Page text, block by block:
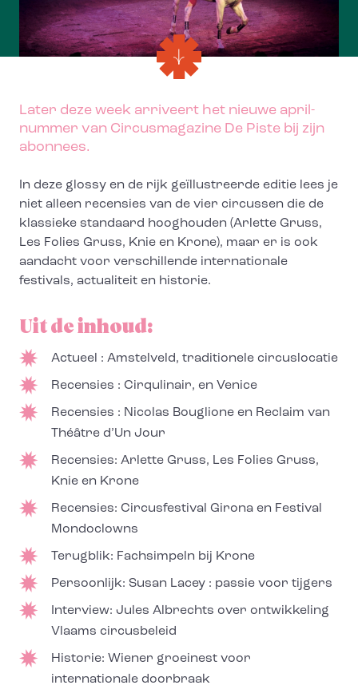
Later deze week arriveert het nieuwe april-
nummer van Circusmagazine De Piste bij zijn
abonnees.
In deze glossy en de rijk geïllustreerde editie lees je
niet alleen recensies van de vier circussen die de
klassieke standaard hooghouden (Arlette Gruss,
Les Folies Gruss, Knie en Krone), maar er is ook
aandacht voor verschillende internationale
festivals, actualiteit en historie.
Uit de inhoud:
Actueel : Amstelveld, traditionele circuslocatie
Recensies : Cirqulinair, en Venice
Recensies : Nicolas Bouglione en Reclaim van
Théâtre d’Un Jour
Recensies: Arlette Gruss, Les Folies Gruss,
Knie en Krone
Recensies: Circusfestival Girona en Festival
Mondoclowns
Terugblik: Fachsimpeln bij Krone
Persoonlijk: Susan Lacey : passie voor tijgers
Interview: Jules Albrechts over ontwikkeling
Vlaams circusbeleid
Historie: Wiener groeinest voor
internationale doorbraak